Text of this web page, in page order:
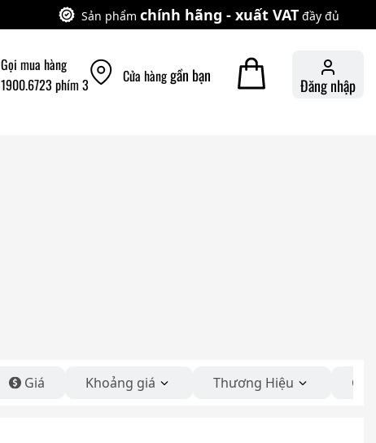
Sản phẩm chính hãng - xuất VAT đầy đủ
Gọi mua hàng
1900.6723 phím 3
Cửa hànggần bạn Đăng nhập
Giá Khoảng giá Thương Hiệu